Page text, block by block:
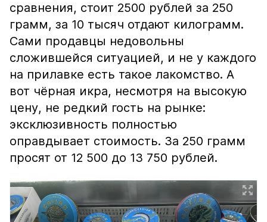
сравнения, стоит 2500 рублей за 250
грамм, за 10 тысяч отдают килограмм.
Сами продавцы недовольны
сложившейся ситуацией, и не у каждого
на прилавке есть такое лакомство. А
вот чёрная икра, несмотря на высокую
цену, не редкий гость на рынке:
эксклюзивность полностью
оправдывает стоимость. За 250 грамм
просят от 12 500 до 13 750 рублей.